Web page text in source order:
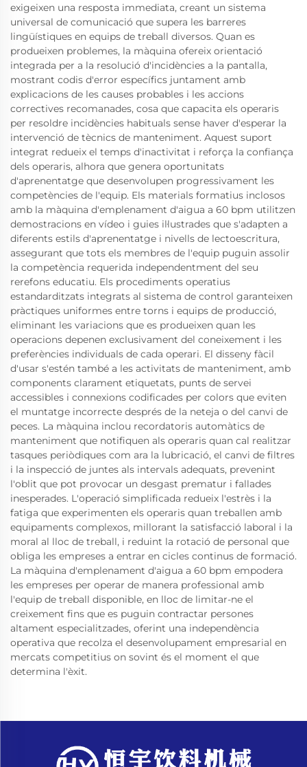
exigeixen una resposta immediata, creant un sistema
universal de comunicació que supera les barreres
lingüístiques en equips de treball diversos. Quan es
produeixen problemes, la màquina ofereix orientació
integrada per a la resolució d'incidències a la pantalla,
mostrant codis d'error específics juntament amb
explicacions de les causes probables i les accions
correctives recomanades, cosa que capacita els operaris
per resoldre incidències habituals sense haver d'esperar la
intervenció de tècnics de manteniment. Aquest suport
integrat redueix el temps d'inactivitat i reforça la confiança
dels operaris, alhora que genera oportunitats
d'aprenentatge que desenvolupen progressivament les
competències de l'equip. Els materials formatius inclosos
amb la màquina d'emplenament d'aigua a 60 bpm utilitzen
demostracions en vídeo i guies il·lustrades que s'adapten a
diferents estils d'aprenentatge i nivells de lectoescritura,
assegurant que tots els membres de l'equip puguin assolir
la competència requerida independentment del seu
rerefons educatiu. Els procediments operatius
estandarditzats integrats al sistema de control garanteixen
pràctiques uniformes entre torns i equips de producció,
eliminant les variacions que es produeixen quan les
operacions depenen exclusivament del coneixement i les
preferències individuals de cada operari. El disseny fàcil
d'usar s'estén també a les activitats de manteniment, amb
components clarament etiquetats, punts de servei
accessibles i connexions codificades per colors que eviten
el muntatge incorrecte després de la neteja o del canvi de
peces. La màquina inclou recordatoris automàtics de
manteniment que notifiquen als operaris quan cal realitzar
tasques periòdiques com ara la lubricació, el canvi de filtres
i la inspecció de juntes als intervals adequats, prevenint
l'oblit que pot provocar un desgast prematur i fallades
inesperades. L'operació simplificada redueix l'estrès i la
fatiga que experimenten els operaris quan treballen amb
equipaments complexos, millorant la satisfacció laboral i la
moral al lloc de treball, i reduint la rotació de personal que
obliga les empreses a entrar en cicles continus de formació.
La màquina d'emplenament d'aigua a 60 bpm empodera
les empreses per operar de manera professional amb
l'equip de treball disponible, en lloc de limitar-ne el
creixement fins que es puguin contractar persones
altament especialitzades, oferint una independència
operativa que recolza el desenvolupament empresarial en
mercats competitius on sovint és el moment el que
determina l'èxit.